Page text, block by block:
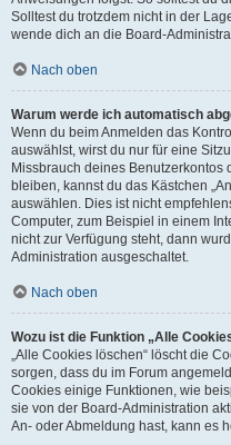
Solltest du trotzdem nicht in der
wende dich an die Board-
Nach oben
Warum werde ich automatisch
Wenn du beim Anmelden das
auswählst, wirst du nur für eine
Missbrauch deines Benutzerkontos
bleiben, kannst du das Kästchen
auswählen. Dies ist nicht
Computer, zum Beispiel in einem
nicht zur Verfügung steht, dann
Administration ausgeschaltet.
Nach oben
Wozu ist die Funktion „Alle
„Alle Cookies löschen“ löscht die
sorgen, dass du im Forum
Cookies einige Funktionen, wie
sie von der Board-Administration
An- oder Abmeldung hast, kann es